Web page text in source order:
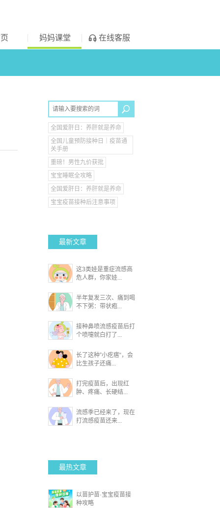
妈妈课堂 在线客服
全国爱肝日：养肝就是养命
全国儿童预防接种日｜疫苗通
关手册
重磅！男性九价获批
宝宝睡眠全攻略
全国爱肝日：养肝就是养命
宝宝疫苗接种后注意事项
最新文章
这3类娃是重症流感高
危人群，你家娃...
半年复发三次、痛到喝
不下粥：带状疱...
接种鼻喷流感疫苗后打
个喷嚏就白打了...
长了这种”小疙瘩“，会
比生孩子还痛...
打完疫苗后，出现红
肿、疼痛、长硬结...
流感季已经来了，现在
打流感疫苗还来...
最热文章
以苗护苗·宝宝疫苗接
种攻略